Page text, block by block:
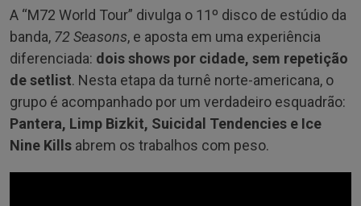
A “M72 World Tour” divulga o 11º disco de estúdio da
banda, 72 Seasons, e aposta em uma experiência
diferenciada: dois shows por cidade, sem repetição
de setlist. Nesta etapa da turnê norte-americana, o
grupo é acompanhado por um verdadeiro esquadrão:
Pantera, Limp Bizkit, Suicidal Tendencies e Ice
Nine Kills abrem os trabalhos com peso.